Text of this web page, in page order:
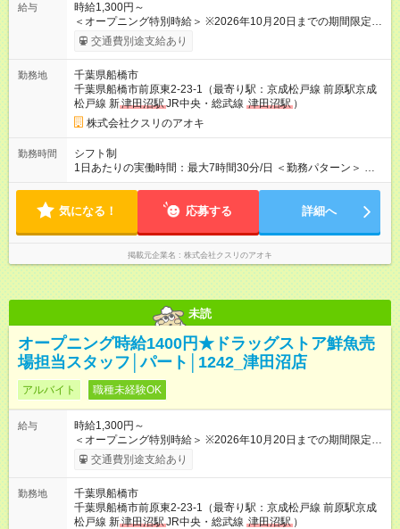
給与
時給1,300円～
＜オープニング特別時給＞ ※2026年10月20日までの期間限定特
別時給 8:30～17:00 時給1400円 ※2026年10月21日～通常時
給適用 8:30～17:00 時給1300円 ※日祝は時給100円ＵＰ！ 22
100円） (内訳 手当60円＋調整手当40円） 【試用期間】試用期
間なし
交通費別途支給あり
勤務地
千葉県船橋市
千葉県船橋市前原東2-23-1（最寄り駅：京成松戸線 前原駅京成
松戸線 新津田沼駅JR中央・総武線 津田沼駅 ）
株式会社クスリのアオキ
勤務時間
シフト制
1日あたりの実働時間：最大7時間30分/日 ＜勤務パターン＞ ・
8:00～16:00 働き方いろいろ 1日6時間～7.5時間勤務相談可能
気になる！ 応募する 詳細へ
掲載元企業名 株式会社クスリのアオキ
未読
オープニング時給1400円★ドラッグストア鮮魚売
場担当スタッフ│パート│1242_津田沼店
アルバイト 職種未経験OK
給与
時給1,300円～
＜オープニング特別時給＞ ※2026年10月20日までの期間限定特
別時給 8:30～17:00 時給1400円 ※2026年10月21日～通常時
給適用 8:30～17:00 時給1300円 ※日祝は時給100円ＵＰ！ 22
100円 (内訳 手当60円＋調整手当40円） ★マイスター手当あ
り！ 業務習得度次第で時給＋50円 【試用期間】試用期間なし
交通費別途支給あり
勤務地
千葉県船橋市
千葉県船橋市前原東2-23-1（最寄り駅：京成松戸線 前原駅京成
松戸線 新津田沼駅JR中央・総武線 津田沼駅 ）